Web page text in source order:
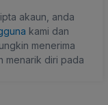
akaun, anda
kami dan
menerima
menarik diri pada